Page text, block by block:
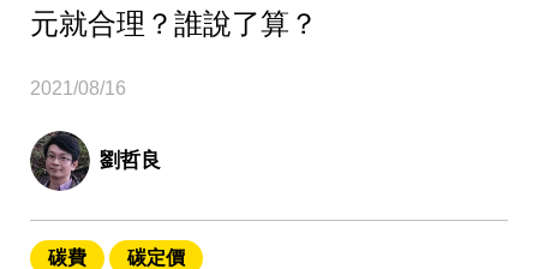
元就合理？誰說了算？
2021/08/16
劉哲良
碳費 碳定價